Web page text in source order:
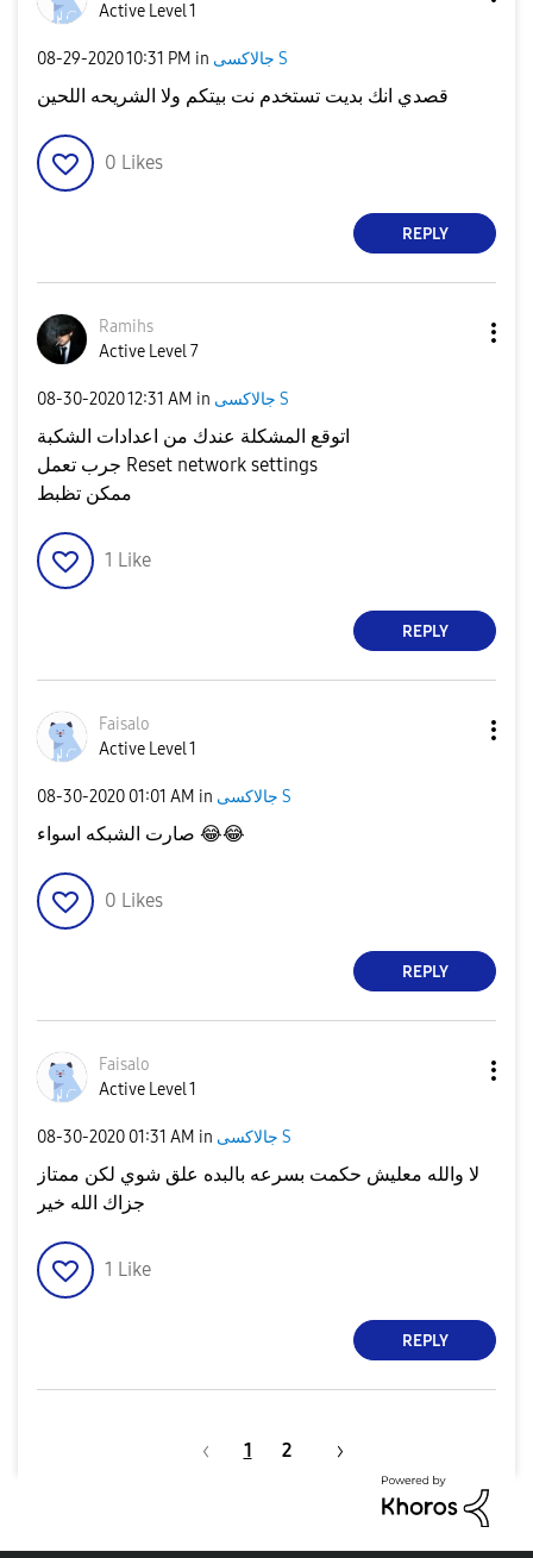
Active Level 1
‎08-29-202010:31 PM in جالاكسى S
قصدي انك بديت تستخدم نت بيتكم ولا الشريحه اللحين
0 Likes
REPLY
Ramihs
Active Level 7
‎08-30-202012:31 AM in جالاكسى S
اتوقع المشكلة عندك من اعدادات الشكبة
جرب تعمل Reset network settings
ممكن تظبط
1 Like
REPLY
Faisalo
Active Level 1
‎08-30-2020 01:01 AM in جالاكسى S
😂😂
0 Likes
REPLY
Faisalo
Active Level 1
‎08-30-2020 01:31 AM in جالاكسى S
لا والله معليش حكمت بسرعه بالبده علق شوي لكن ممتاز
جزاك الله خير
1 Like
REPLY
1 2